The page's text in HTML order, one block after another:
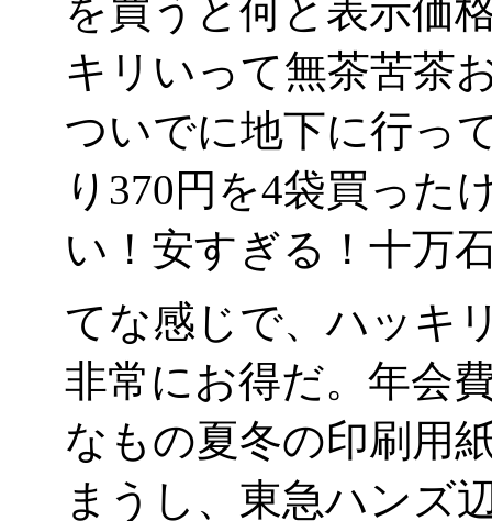
を買うと何と表示価
キリいって無茶苦茶
ついでに地下に行っ
り370円を4袋買った
い！安すぎる！十万
てな感じで、ハッキ
非常にお得だ。年会
なもの夏冬の印刷用
まうし、東急ハンズ